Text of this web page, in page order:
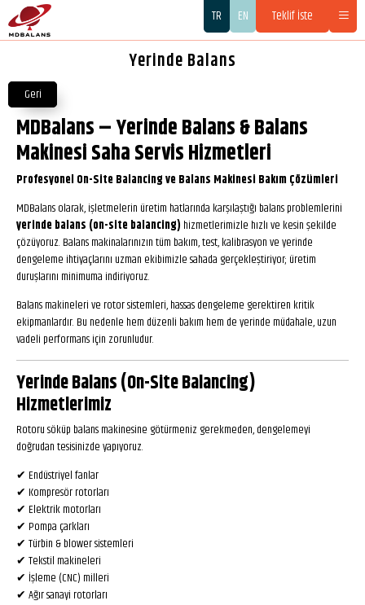
TR EN Teklif İste
Yerinde Balans
Geri
MDBalans – Yerinde Balans & Balans
Makinesi Saha Servis Hizmetleri
Profesyonel On-Site Balancing ve Balans Makinesi Bakım Çözümleri
MDBalans olarak, işletmelerin üretim hatlarında karşılaştığı balans problemlerini
yerinde balans (on-site balancing) hizmetlerimizle hızlı ve kesin şekilde
çözüyoruz. Balans makinalarınızın tüm bakım, test, kalibrasyon ve yerinde
dengeleme ihtiyaçlarını uzman ekibimizle sahada gerçekleştiriyor; üretim
duruşlarını minimuma indiriyoruz.
Balans makineleri ve rotor sistemleri, hassas dengeleme gerektiren kritik
ekipmanlardır. Bu nedenle hem düzenli bakım hem de yerinde müdahale, uzun
vadeli performans için zorunludur.
Yerinde Balans (On-Site Balancing)
Hizmetlerimiz
Rotoru söküp balans makinesine götürmeniz gerekmeden, dengelemeyi
doğrudan tesisinizde yapıyoruz.
✔ Endüstriyel fanlar
✔ Kompresör rotorları
✔ Elektrik motorları
✔ Pompa çarkları
✔ Türbin & blower sistemleri
✔ Tekstil makineleri
✔ İşleme (CNC) milleri
✔ Ağır sanayi rotorları